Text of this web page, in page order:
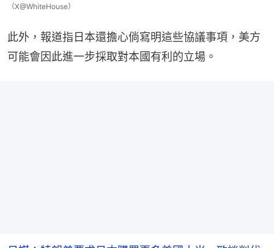
（X@WhiteHouse）
此外，報道指日本還擔心倘寫明這些協議事項，美方
可能會因此進一步採取對本國有利的立場。